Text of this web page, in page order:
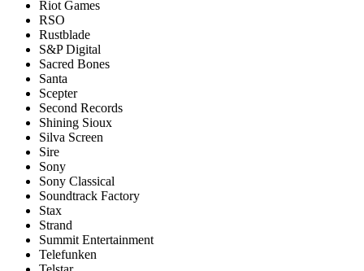
Riot Games
RSO
Rustblade
S&P Digital
Sacred Bones
Santa
Scepter
Second Records
Shining Sioux
Silva Screen
Sire
Sony
Sony Classical
Soundtrack Factory
Stax
Strand
Summit Entertainment
Telefunken